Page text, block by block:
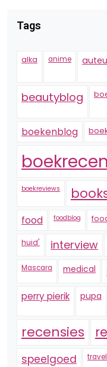
Tags
alka anime
beautyblog
boekenblog
boekreviews
food foodblog
huid' interview
Mascara medical
perry pierik pupa
recensies
speelgoed travel